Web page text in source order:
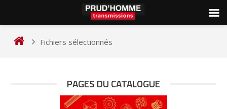
Fichiers sélectionnés
PAGES DU CATALOGUE